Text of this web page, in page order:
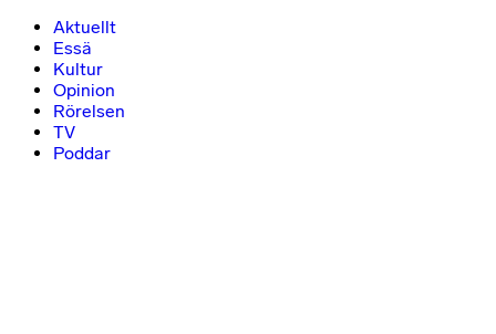
Aktuellt
Essä
Kultur
Opinion
Rörelsen
TV
Poddar